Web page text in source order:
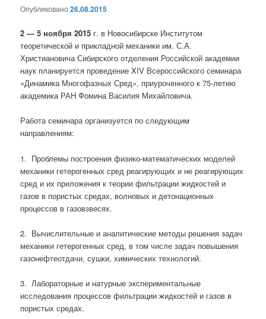
Опубликовано26.08.2015
2 — 5 ноября 2015 г. в Новосибирске Институтом
теоретической и прикладной механики им. С.А.
Христиановича Сибирского отделения Российской академии
наук планируется проведение XIV Всероссийского семинара
«Динамика Многофазных Сред», приуроченного к 75-летию
академика РАН Фомина Василия Михайловича.
Работа семинара организуется по следующим
направлениям:
1. Проблемы построения физико-математических моделей
механики гетерогенных сред реагирующих и не реагирующих
сред и их приложения к теории фильтрации жидкостей и
газов в пористых средах, волновых и детонационных
процессов в газовзвесях.
2. Вычислительные и аналитические методы решения задач
механики гетерогенных сред, в том числе задач повышения
газонефтеотдачи, сушки, химических технологий.
3. Лабораторные и натурные экспериментальные
исследования процессов фильтрации жидкостей и газов в
пористых средах.